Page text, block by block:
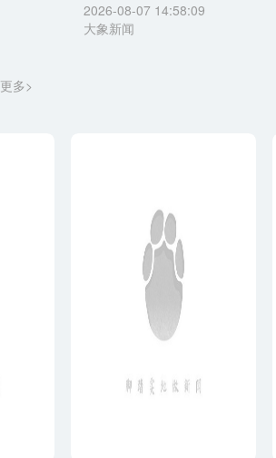
2026-08-07 14:58:09
大象新闻
更多>